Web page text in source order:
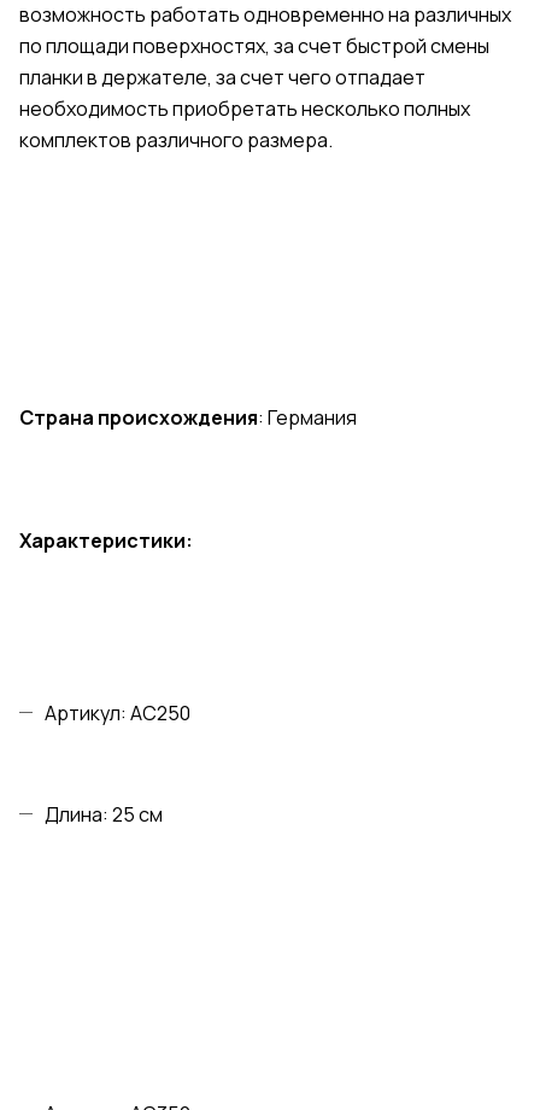
возможность работать одновременно на различных
по площади поверхностях, за счет быстрой смены
планки в держателе, за счет чего отпадает
необходимость приобретать несколько полных
комплектов различного размера.
Страна происхождения: Германия
Характеристики:
Артикул: AC250
Длина: 25 см